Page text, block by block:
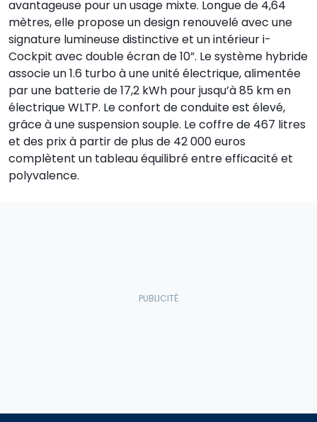
avantageuse pour un usage mixte. Longue de 4,64
mètres, elle propose un design renouvelé avec une
signature lumineuse distinctive et un intérieur i-
Cockpit avec double écran de 10”. Le système hybride
associe un 1.6 turbo à une unité électrique, alimentée
par une batterie de 17,2 kWh pour jusqu’à 85 km en
électrique WLTP. Le confort de conduite est élevé,
grâce à une suspension souple. Le coffre de 467 litres
et des prix à partir de plus de 42 000 euros
complètent un tableau équilibré entre efficacité et
polyvalence.